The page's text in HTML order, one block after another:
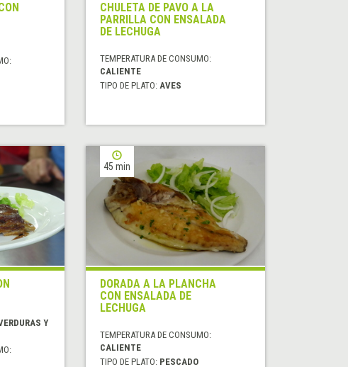
CHULETA DE PAVO A LA
PARRILLA CON ENSALADA
DE LECHUGA
TEMPERATURA DE CONSUMO:
CALIENTE
TIPO DE PLATO:AVES
Y
45 min
DORADA A LA PLANCHA
CON ENSALADA DE
LECHUGA
TEMPERATURA DE CONSUMO:
CALIENTE
TIPO DE PLATO: PESCADO